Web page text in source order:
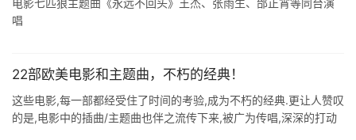
电影七匹狼主题曲《永远不回头》王杰、张雨生、邰正宵等同台演
唱
22部欧美电影和主题曲，不朽的经典！
这些电影,每一部都经受住了时间的考验,成为不朽的经典.更让人赞叹
的是,电影中的插曲/主题曲也伴之流传下来,被广为传唱,深深的打动